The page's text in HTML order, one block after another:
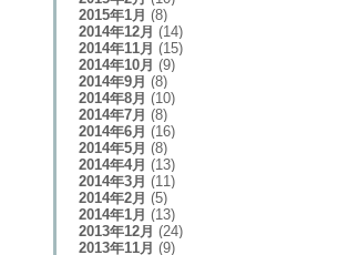
2015年1月 (8)
2014年12月 (14)
2014年11月 (15)
2014年10月 (9)
2014年9月 (8)
2014年8月 (10)
2014年7月 (8)
2014年6月 (16)
2014年5月 (8)
2014年4月 (13)
2014年3月 (11)
2014年2月 (5)
2014年1月 (13)
2013年12月 (24)
2013年11月 (9)